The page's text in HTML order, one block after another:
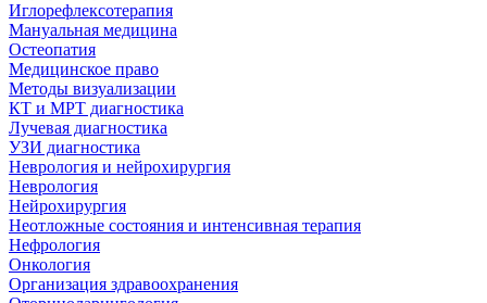
Иглорефлексотерапия
Мануальная медицина
Остеопатия
Медицинское право
Методы визуализации
КТ и МРТ диагностика
Лучевая диагностика
УЗИ диагностика
Неврология и нейрохирургия
Неврология
Нейрохирургия
Неотложные состояния и интенсивная терапия
Нефрология
Онкология
Организация здравоохранения